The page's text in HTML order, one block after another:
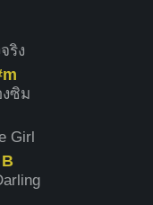
ริง
ซิม
Girl
B
arling